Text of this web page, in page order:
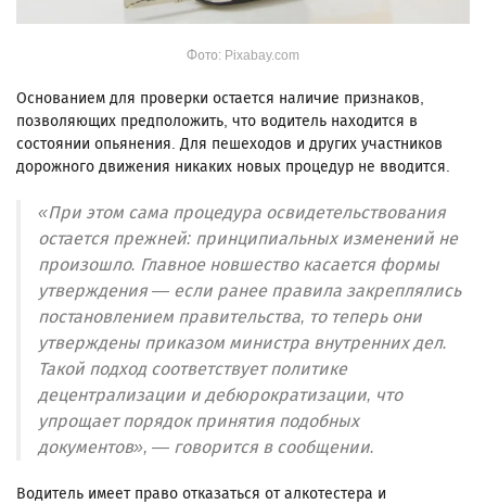
Фото: Pixabay.com
Основанием для проверки остается наличие признаков,
позволяющих предположить, что водитель находится в
состоянии опьянения. Для пешеходов и других участников
дорожного движения никаких новых процедур не вводится.
«При этом сама процедура освидетельствования
остается прежней: принципиальных изменений не
произошло. Главное новшество касается формы
утверждения — если ранее правила закреплялись
постановлением правительства, то теперь они
утверждены приказом министра внутренних дел.
Такой подход соответствует политике
децентрализации и дебюрократизации, что
упрощает порядок принятия подобных
документов», — говорится в сообщении.
Водитель имеет право отказаться от алкотестера и